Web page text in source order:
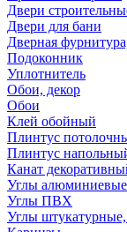
Двери
Двери для бани
Дверная
Подоконник
Уплотнитель
Обои, декор
Обои
Клей обойный
Плинтус
Плинтус
Канат
Углы алюминиевые
Углы ПВХ
Углы штукатурные,